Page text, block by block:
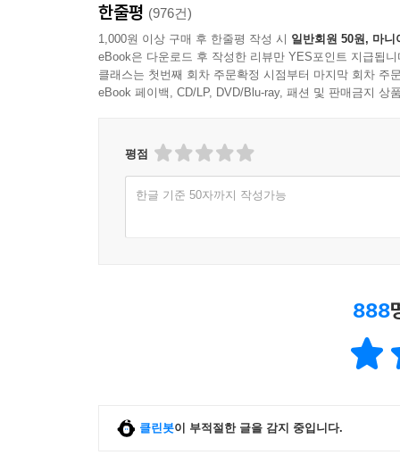
한줄평 (976건)
1,000원 이상 구매 후 한줄평 작성 시 일반회원 50원, 마니
eBook은 다운로드 후 작성한 리뷰만 YES포인트 지급됩니
클래스는 첫번째 회차 주문확정 시점부터 마지막 회차 주
eBook 페이백, CD/LP, DVD/Blu-ray, 패션 및 판매금지 상
평점
한글 기준 50자까지 작성가능
888
클린봇이 부적절한 글을 감지 중입니다.